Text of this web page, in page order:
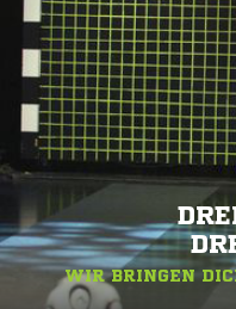
WIR BRINGEN